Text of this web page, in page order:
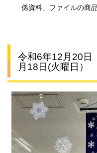
係資料」ファイルの商
令和6年12月20日
月18日(火曜日）